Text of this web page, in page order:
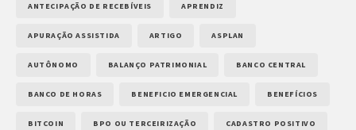
ANTECIPAÇÃO DE RECEBÍVEIS APRENDIZ
APURAÇÃO ASSISTIDA ARTIGO ASPLAN
AUTÔNOMO BALANÇO PATRIMONIAL BANCO CENTRAL
BANCO DE HORAS BENEFICIO EMERGENCIAL BENEFÍCIOS
BITCOIN BPO OU TERCEIRIZAÇÃO CADASTRO POSITIVO